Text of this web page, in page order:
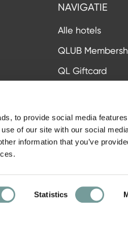
to provide social media
of our site with our social
information that you’ve
Statistics
NAVIGATIE
Alle hotels
QLUB
QL Giftcard
Priceless